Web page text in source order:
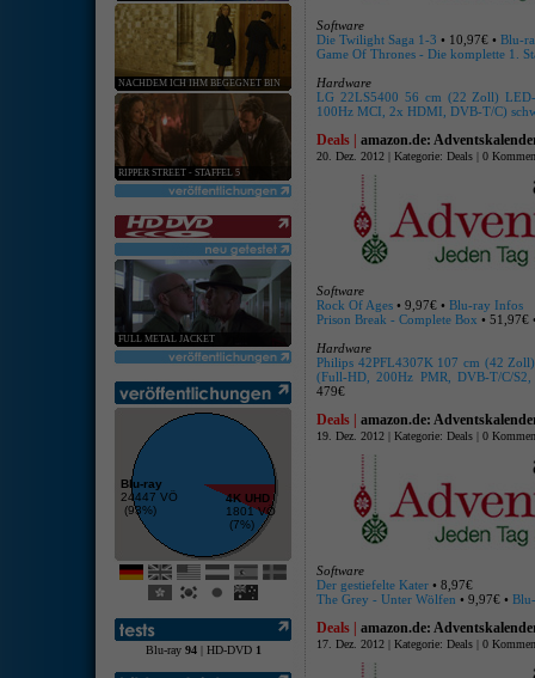
NACHDEM ICH IHM BEGEGNET BIN
RIPPER STREET - STAFFEL 5
FULL METAL JACKET
Blu-ray
24447 VÖ
(93%)
4K UHD
1801 VÖ
(7%)
Blu-ray 94| HD-DVD 1
Software
Die Twilight Saga 1-3 • 10,97€ • Blu-
Game Of Thrones - Die komplette 1.
Hardware
LG 22LS5400 56 cm (22 Zoll) LED-
100Hz MCI, 2x HDMI, DVB-T/C)
Deals | amazon.de:
20. Dez. 2012 | Kategorie: Deals | 0
Software
Rock Of Ages • 9,97€ • Blu-ray Infos
Prison Break - Complete Box • 51,97€
Hardware
Philips 42PFL4307K 107 cm (42
(Full-HD, 200Hz PMR, DVB-T/C/
479€
Deals | amazon.de:
19. Dez. 2012 | Kategorie: Deals | 0
Software
Der gestiefelte Kater • 8,97€
The Grey - Unter Wölfen • 9,97€ •
Deals | amazon.de:
17. Dez. 2012 | Kategorie: Deals | 0